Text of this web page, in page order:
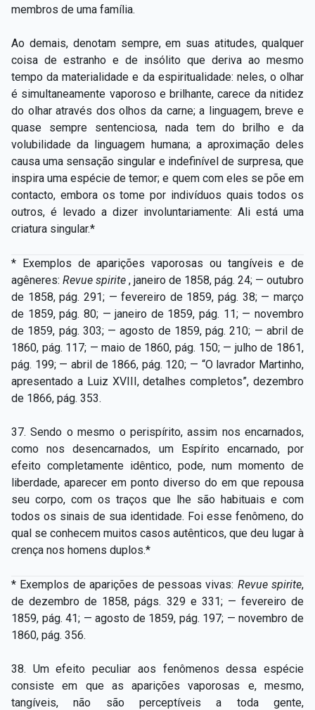
membros de uma família.
Ao demais, denotam sempre, em suas atitudes, qualquer
coisa de estranho e de insólito que deriva ao mesmo
tempo da materialidade e da espiritualidade: neles, o olhar
é simultaneamente vaporoso e brilhante, carece da nitidez
do olhar através dos olhos da carne; a linguagem, breve e
quase sempre sentenciosa, nada tem do brilho e da
volubilidade da linguagem humana; a aproximação deles
causa uma sensação singular e indefinível de surpresa, que
inspira uma espécie de temor; e quem com eles se põe em
contacto, embora os tome por indivíduos quais todos os
outros, é levado a dizer involuntariamente: Ali está uma
criatura singular.*
* Exemplos de aparições vaporosas ou tangíveis e de
agêneres: Revue spirite , janeiro de 1858, pág. 24; — outubro
de 1858, pág. 291; — fevereiro de 1859, pág. 38; — março
de 1859, pág. 80; — janeiro de 1859, pág. 11; — novembro
de 1859, pág. 303; — agosto de 1859, pág. 210; — abril de
1860, pág. 117; — maio de 1860, pág. 150; — julho de 1861,
pág. 199; — abril de 1866, pág. 120; — “O lavrador Martinho,
apresentado a Luiz XVIII, detalhes completos”, dezembro
de 1866, pág. 353.
37. Sendo o mesmo o perispírito, assim nos encarnados,
como nos desencarnados, um Espírito encarnado, por
efeito completamente idêntico, pode, num momento de
liberdade, aparecer em ponto diverso do em que repousa
seu corpo, com os traços que lhe são habituais e com
todos os sinais de sua identidade. Foi esse fenômeno, do
qual se conhecem muitos casos autênticos, que deu lugar à
crença nos homens duplos.*
* Exemplos de aparições de pessoas vivas: Revue spirite,
de dezembro de 1858, págs. 329 e 331; — fevereiro de
1859, pág. 41; — agosto de 1859, pág. 197; — novembro de
1860, pág. 356.
38. Um efeito peculiar aos fenômenos dessa espécie
consiste em que as aparições vaporosas e, mesmo,
tangíveis, não são perceptíveis a toda gente,